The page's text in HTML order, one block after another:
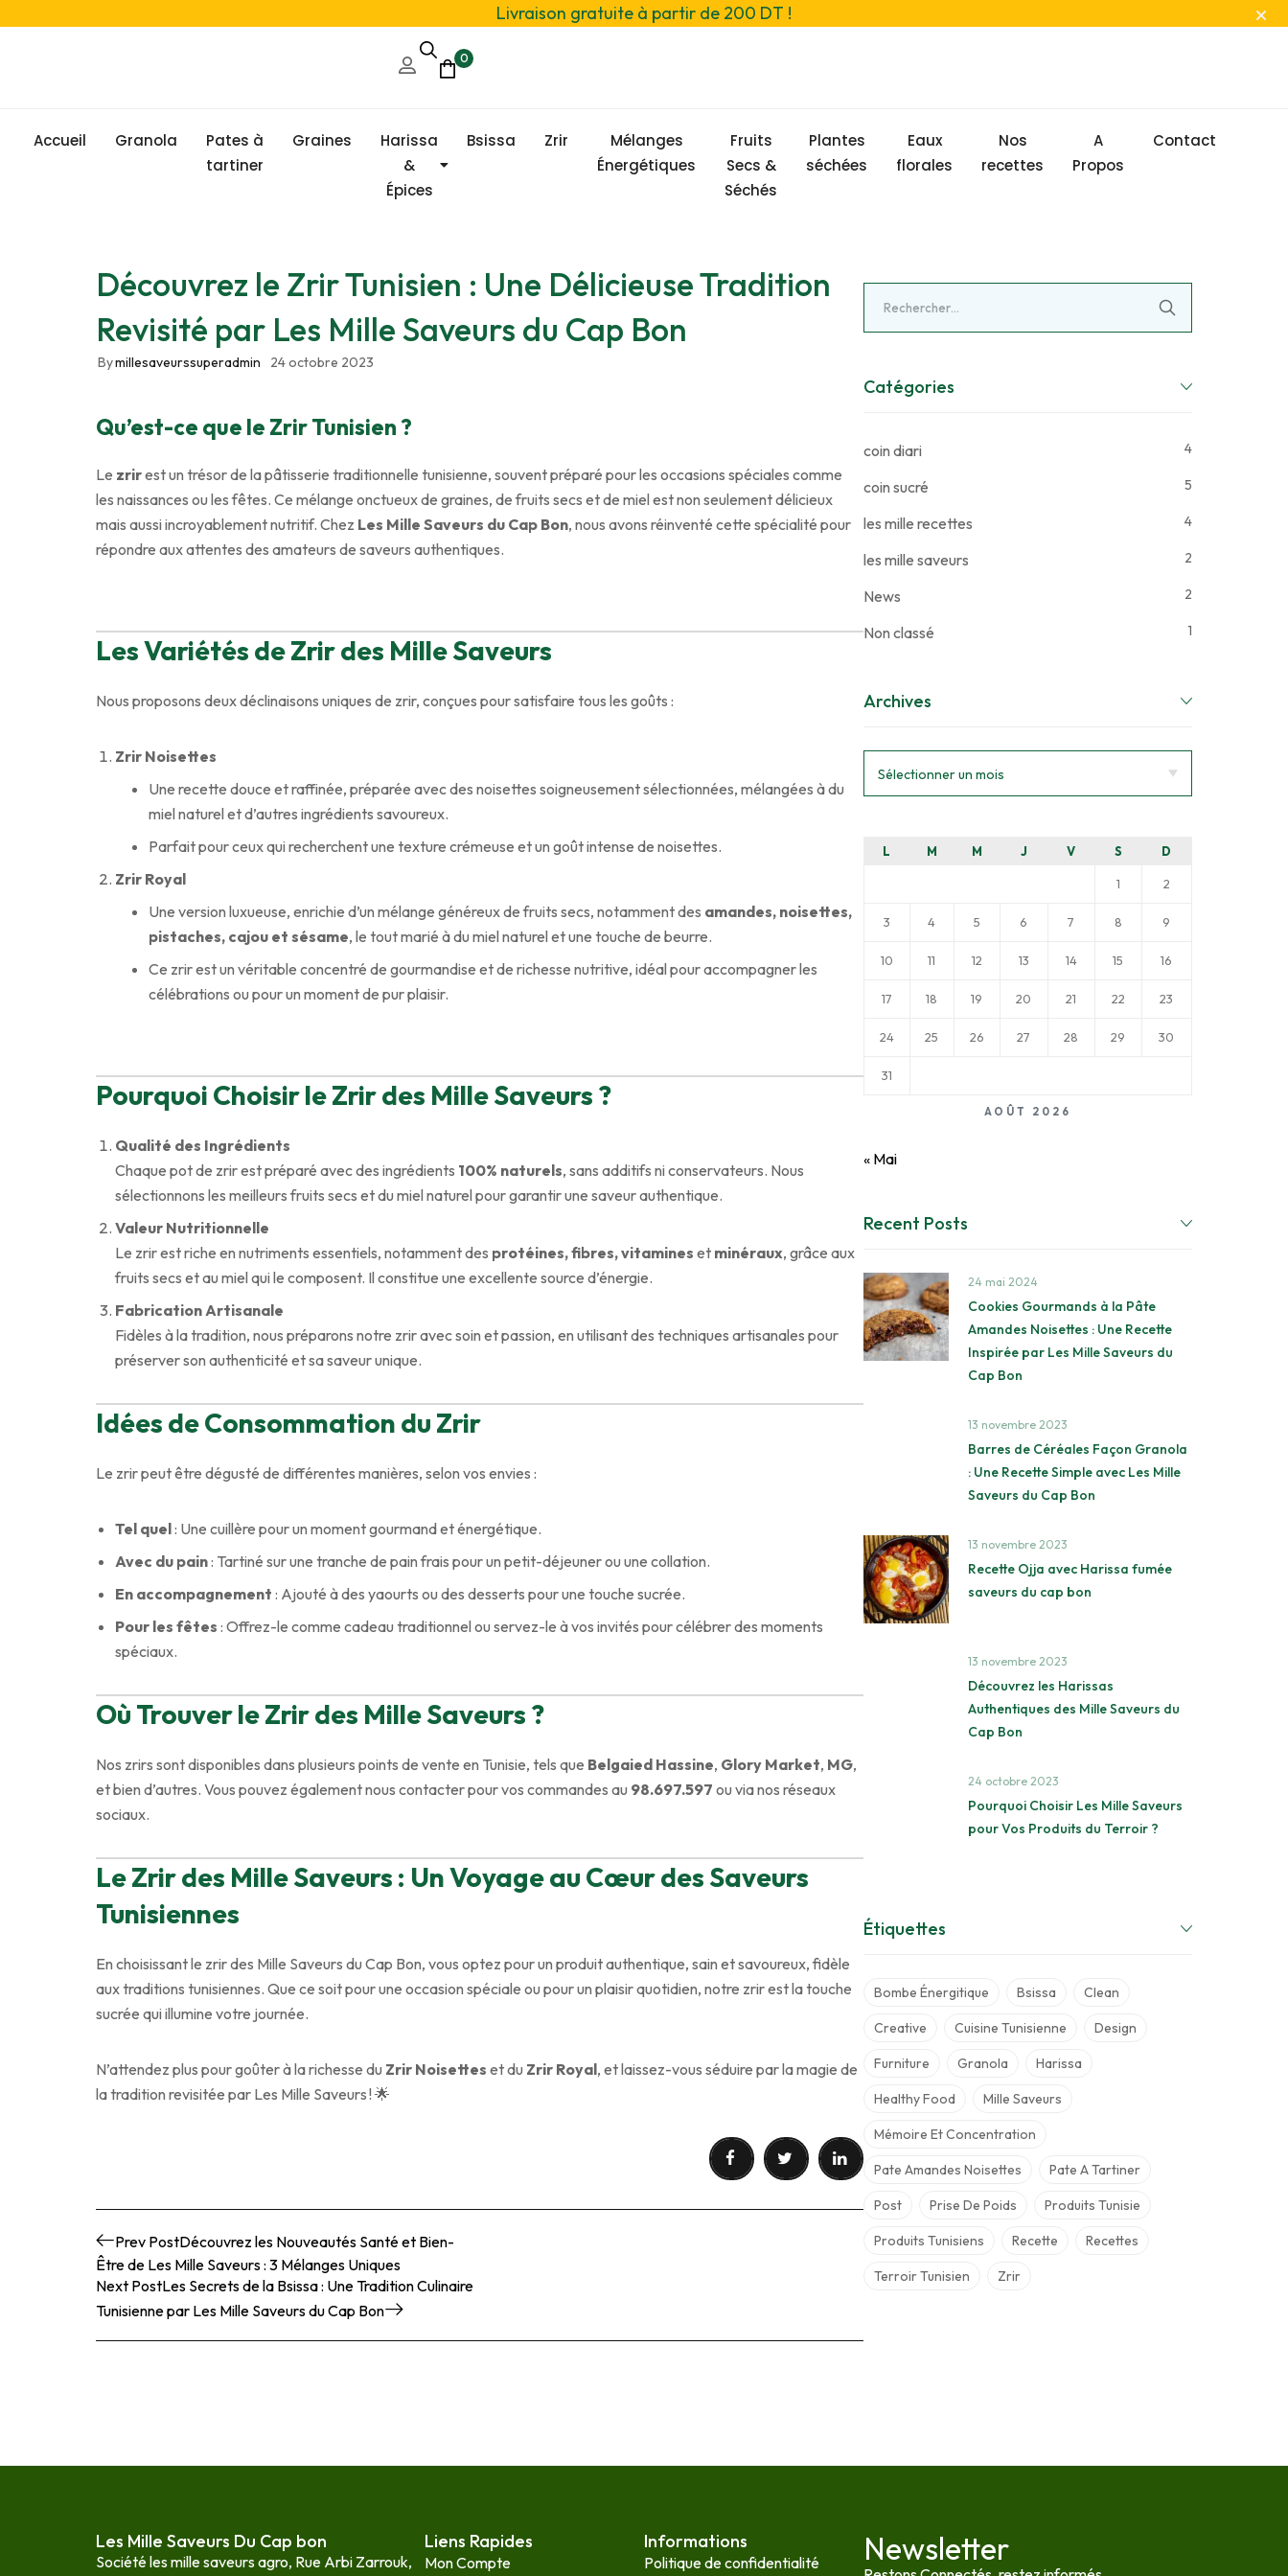
Livraison gratuite à partir de 200 DT !
0
Accueil Granola
Pates à
tartiner
Graines
Harissa
&
Épices
Bsissa Zrir
Mélanges
Énergétiques
Fruits
Secs &
Séchés
Plantes
séchées
Eaux
florales
Nos
recettes
A
Propos
Contact
Découvrez le Zrir Tunisien : Une Délicieuse Tradition
Revisité par Les Mille Saveurs du Cap Bon
Bymillesaveurssuperadmin 24 octobre 2023
Qu’est-ce que le Zrir Tunisien ?
Le zrirest un trésor de la pâtisserie traditionnelle tunisienne, souvent préparé pour les occasions spéciales comme
les naissances ou les fêtes. Ce mélange onctueux de graines, de fruits secs et de miel est non seulement délicieux
mais aussi incroyablement nutritif. Chez Les Mille Saveurs du Cap Bon, nous avons réinventé cette spécialité pour
répondre aux attentes des amateurs de saveurs authentiques.
Les Variétés de Zrir des Mille Saveurs
Nous proposons deux déclinaisons uniques de zrir, conçues pour satisfaire tous les goûts :
Zrir Noisettes
Une recette douce et raffinée, préparée avec des noisettes soigneusement sélectionnées, mélangées à du
miel naturel et d’autres ingrédients savoureux.
Parfait pour ceux qui recherchent une texture crémeuse et un goût intense de noisettes.
Zrir Royal
Une version luxueuse, enrichie d’un mélange généreux de fruits secs, notamment des amandes, noisettes,
pistaches, cajou et sésame, le tout marié à du miel naturel et une touche de beurre.
Ce zrir est un véritable concentré de gourmandise et de richesse nutritive, idéal pour accompagner les
célébrations ou pour un moment de pur plaisir.
Pourquoi Choisir le Zrir des Mille Saveurs ?
Qualité des Ingrédients
Chaque pot de zrir est préparé avec des ingrédients 100% naturels, sans additifs ni conservateurs. Nous
sélectionnons les meilleurs fruits secs et du miel naturel pour garantir une saveur authentique.
Valeur Nutritionnelle
Le zrir est riche en nutriments essentiels, notamment des protéines, fibres, vitamines et minéraux, grâce aux
fruits secs et au miel qui le composent. Il constitue une excellente source d’énergie.
Fabrication Artisanale
Fidèles à la tradition, nous préparons notre zrir avec soin et passion, en utilisant des techniques artisanales pour
préserver son authenticité et sa saveur unique.
Idées de Consommation du Zrir
Le zrir peut être dégusté de différentes manières, selon vos envies :
Tel quel: Une cuillère pour un moment gourmand et énergétique.
Avec du pain: Tartiné sur une tranche de pain frais pour un petit-déjeuner ou une collation.
En accompagnement : Ajouté à des yaourts ou des desserts pour une touche sucrée.
Pour les fêtes : Offrez-le comme cadeau traditionnel ou servez-le à vos invités pour célébrer des moments
spéciaux.
Où Trouver le Zrir des Mille Saveurs ?
Nos zrirs sont disponibles dans plusieurs points de vente en Tunisie, tels que Belgaied Hassine, Glory Market, MG,
et bien d’autres. Vous pouvez également nous contacter pour vos commandes au 98.697.597 ou via nos réseaux
sociaux.
Le Zrir des Mille Saveurs : Un Voyage au Cœur des Saveurs
Tunisiennes
En choisissant le zrir des Mille Saveurs du Cap Bon, vous optez pour un produit authentique, sain et savoureux, fidèle
aux traditions tunisiennes. Que ce soit pour une occasion spéciale ou pour un plaisir quotidien, notre zrir est la touche
sucrée qui illumine votre journée.
N’attendez plus pour goûter à la richesse du Zrir Noisettes et du Zrir Royal, et laissez-vous séduire par la magie de
la tradition revisitée par Les Mille Saveurs ! 🌟
Prev PostDécouvrez les Nouveautés Santé et Bien-
Être de Les Mille Saveurs : 3 Mélanges Uniques
Next PostLes Secrets de la Bsissa : Une Tradition Culinaire
Tunisienne par Les Mille Saveurs du Cap Bon
Catégories
coin diari 4
coin sucré 5
les mille recettes 4
les mille saveurs 2
News 2
Non classé 1
Archives
AOÛT 2026
L M M J V S D
1 2
3 4 5 6 7 8 9
10 11 12 13 14 15 16
17 18 19 20 21 22 23
24 25 26 27 28 29 30
31
« Mai
Recent Posts
24 mai 2024
Cookies Gourmands à la Pâte
Amandes Noisettes : Une Recette
Inspirée par Les Mille Saveurs du
Cap Bon
13 novembre 2023
Barres de Céréales Façon Granola
: Une Recette Simple avec Les Mille
Saveurs du Cap Bon
13 novembre 2023
Recette Ojja avec Harissa fumée
saveurs du cap bon
13 novembre 2023
Découvrez les Harissas
Authentiques des Mille Saveurs du
Cap Bon
24 octobre 2023
Pourquoi Choisir Les Mille Saveurs
pour Vos Produits du Terroir ?
Étiquettes
Bombe Énergitique Bsissa Clean
Creative Cuisine Tunisienne Design
Furniture Granola Harissa
Healthy Food Mille Saveurs
Mémoire Et Concentration
Pate Amandes Noisettes Pate A Tartiner
Post Prise De Poids Produits Tunisie
Produits Tunisiens Recette Recettes
Terroir Tunisien Zrir
Les Mille Saveurs Du Cap bon
Société les mille saveurs agro, Rue Arbi Zarrouk,
Liens Rapides
Mon Compte
Informations
Politique de confidentialité Newsletter